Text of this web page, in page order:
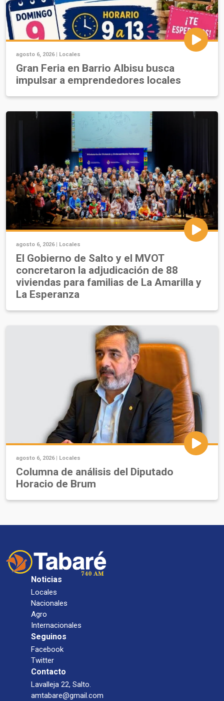
agosto 6, 2026 | Locales
Gran Feria en Barrio Albisu busca
impulsar a emprendedores locales
agosto 6, 2026 | Locales
El Gobierno de Salto y el MVOT
concretaron la adjudicación de 88
viviendas para familias de La Amarilla y
La Esperanza
agosto 6, 2026 | Locales
Columna de análisis del Diputado
Horacio de Brum
Noticias
Locales
Nacionales
Agro
Internacionales
Seguinos
Facebook
Twitter
Contacto
Lavalleja 22, Salto.
amtabare@gmail.com